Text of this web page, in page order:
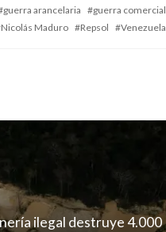
guerra arancelaria
guerra comercial
Nicolás Maduro Repsol Venezuela
ilegal destruye 4.000